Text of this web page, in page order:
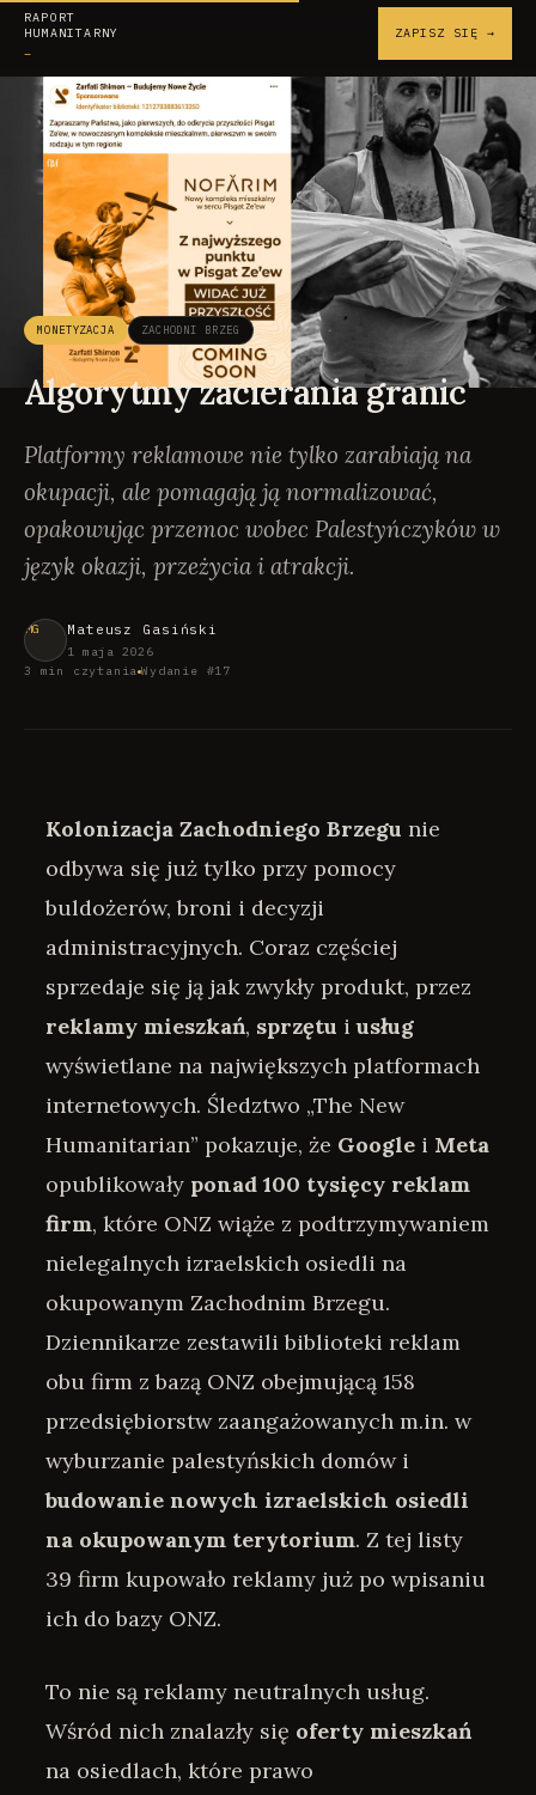
RAPORT
HUMANITARNY
ZAPISZ SIĘ →
MONETYZACJA ZACHODNI BRZEG
Algorytmy zacierania granic
Platformy reklamowe nie tylko zarabiają na
okupacji, ale pomagają ją normalizować,
opakowując przemoc wobec Palestyńczyków w
język okazji, przeżycia i atrakcji.
Mateusz Gasiński
1 maja 2026
3 min czytania Wydanie #17
Kolonizacja Zachodniego Brzegu nie
odbywa się już tylko przy pomocy
buldożerów, broni i decyzji
administracyjnych. Coraz częściej
sprzedaje się ją jak zwykły produkt, przez
reklamy mieszkań, sprzętu iusług
wyświetlane na największych platformach
internetowych. Śledztwo „The New
Humanitarian” pokazuje, że Google i Meta
opublikowały ponad 100 tysięcy reklam
firm, które ONZ wiąże z podtrzymywaniem
nielegalnych izraelskich osiedli na
okupowanym Zachodnim Brzegu.
Dziennikarze zestawili biblioteki reklam
obu firm z bazą ONZ obejmującą 158
przedsiębiorstw zaangażowanych m.in. w
wyburzanie palestyńskich domów i
budowanie nowych izraelskich osiedli
na okupowanym terytorium. Z tej listy
39 firm kupowało reklamy już po wpisaniu
ich do bazy ONZ.
To nie są reklamy neutralnych usług.
Wśród nich znalazły się oferty mieszkań
na osiedlach, które prawo